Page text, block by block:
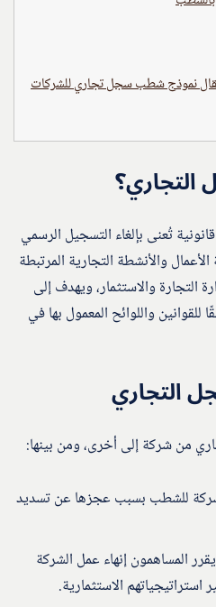
نموذج شطب سجل تجاري للشركات
تُعنى بإلغاء التسجيل الرسمي
والأنشطة التجارية المرتبطة
التجارة والاستثمار، ويهدف إلى
واللوائح المعمول بها في
التجاري
من شركة إلى أخرى، ومن بينها:
للشطب بسبب عجزها عن تسديد
المساهمون إنهاء عمل الشركة
استراتيجياتهم الاستثمارية.